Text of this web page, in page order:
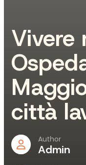
Vivere
città
Author
Admin